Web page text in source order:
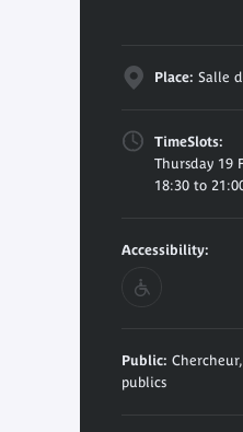
Place: Salle
TimeSlots:
Thursday 19
18:30 to
Accessibility:
Public:
publics